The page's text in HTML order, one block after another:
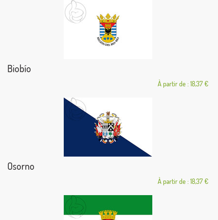
Biobío
À partir de : 18,37 €
Osorno
À partir de : 18,37 €